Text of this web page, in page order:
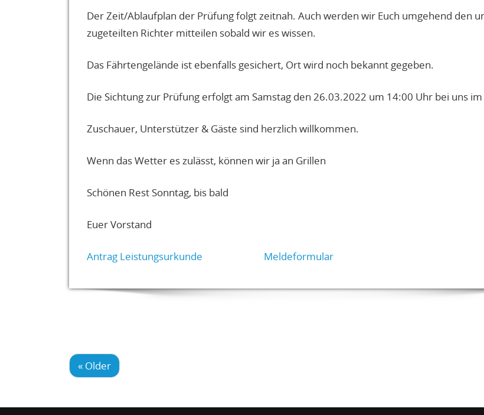
Der Zeit/Ablaufplan der Prüfung folgt zeitnah. Auch werden wir Euch umgehend den
zugeteilten Richter mitteilen sobald wir es wissen.
Das Fährtengelände ist ebenfalls gesichert, Ort wird noch bekannt gegeben.
Die Sichtung zur Prüfung erfolgt am Samstag den 26.03.2022 um 14:00 Uhr bei uns
Zuschauer, Unterstützer & Gäste sind herzlich willkommen.
Wenn das Wetter es zulässt, können wir ja an Grillen
Schönen Rest Sonntag, bis bald
Euer Vorstand
Antrag Leistungsurkunde Meldeformular
« Older